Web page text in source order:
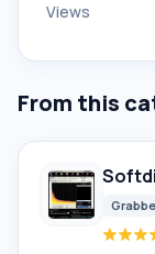
Views
From this